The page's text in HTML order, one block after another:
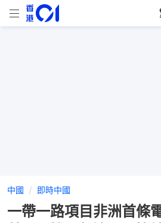
中國 即時中國
一帶一路項目非洲首條